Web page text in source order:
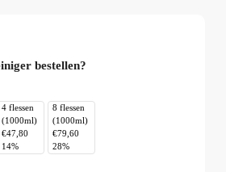
bestellen?
4 flessen
(1000ml)
€47,80
14%
8 flessen
(1000ml)
€79,60
28%